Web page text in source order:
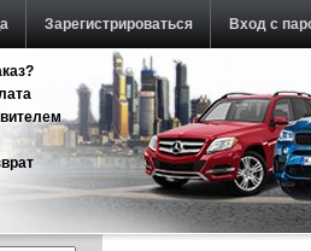
Зарегистрироваться Вход с